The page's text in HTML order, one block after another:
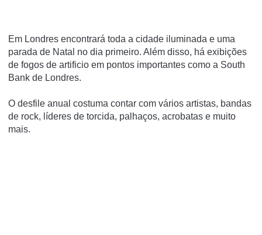
Em Londres encontrará toda a cidade iluminada e uma
parada de Natal no dia primeiro. Além disso, há exibições
de fogos de artificio em pontos importantes como a South
Bank de Londres.
O desfile anual costuma contar com vários artistas, bandas
de rock, líderes de torcida, palhaços, acrobatas e muito
mais.